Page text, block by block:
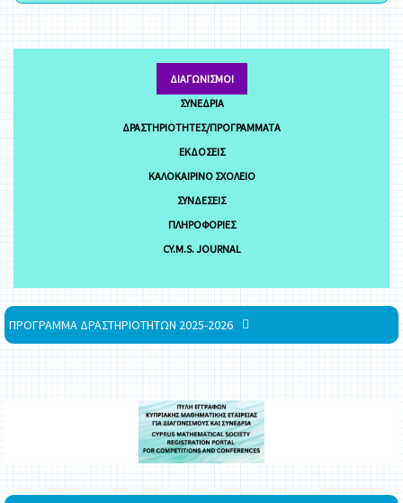
ΔΙΑΓΩΝΙΣΜΟΊ
ΣΥΝΈΔΡΙΑ
ΔΡΑΣΤΗΡΙΌΤΗΤΕΣ/ΠΡΟΓΡΆΜΜΑΤΑ
ΕΚΔΌΣΕΙΣ
ΚΑΛΟΚΑΙΡΙΝΌ ΣΧΟΛΕΊΟ
ΣΥΝΔΈΣΕΙΣ
ΠΛΗΡΟΦΟΡΊΕΣ
CY.M.S. JOURNAL
ΠΡΟΓΡΑΜΜΑ ΔΡΑΣΤΗΡΙΟΤΗΤΩΝ 2025-2026